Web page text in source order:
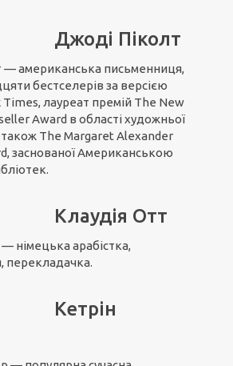
Джоді Піколт
— американська письменниця,
бестселерів за версією
лауреат премій The New
Award в області художньої
також The Margaret Alexander
заснованої Американською
Клаудія Отт
— німецька арабістка,
перекладачка.
Кетрін